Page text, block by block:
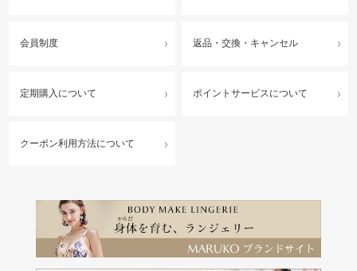
会員制度 返品・交換・キャンセル
定期購入について ポイントサービスについて
クーポン利用方法について